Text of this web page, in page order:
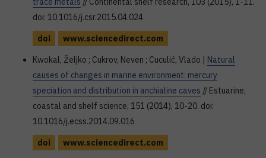
doi: 10.1016/j.csr.2015.04.024
doi
www.sciencedirect.com
Kwokal, Željko ; Cukrov, Neven ; Cuculić, Vlado | Natural
causes of changes in marine environment: mercury
speciation and distribution in anchialine caves // Estuarine,
coastal and shelf science, 151 (2014), 10-20. doi:
10.1016/j.ecss.2014.09.016
doi
www.sciencedirect.com